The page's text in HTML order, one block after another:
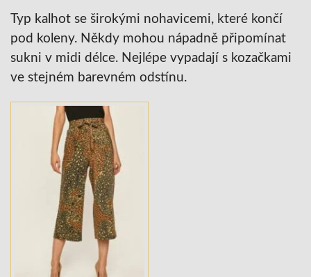
Typ kalhot se širokými nohavicemi, které končí
pod koleny. Někdy mohou nápadně připomínat
sukni v midi délce. Nejlépe vypadají s kozačkami
ve stejném barevném odstínu.